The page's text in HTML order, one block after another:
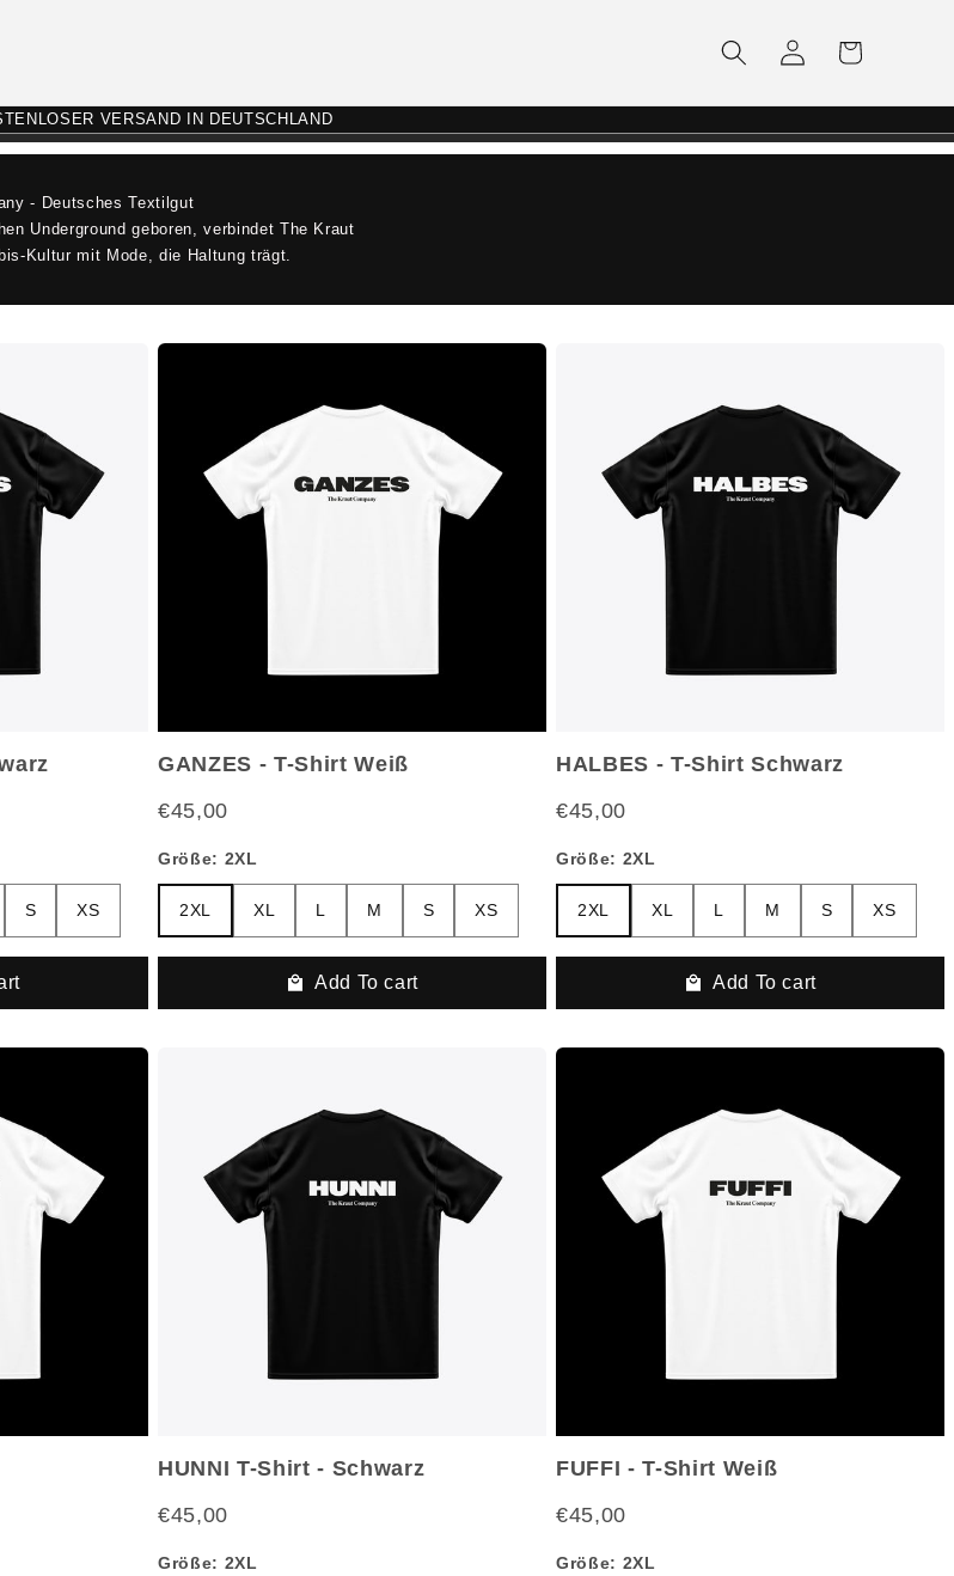
EinloggenWarenkorb
VERSAND IN DEUTSCHLAND
- Deutsches Textilgut
Underground geboren, verbindet The Kraut
Kultur mit Mode, die Haltung trägt.
S XSXS
GANZES - T-Shirt Weiß
€45,00
Größe: 2XL
2XL
2XL XLXL L M S XSXS
Add To cart
HALBES - T-Shirt Schwarz
€45,00
Größe: 2XL
2XL
2XL XLXL L M S XSXS
Add To cart
HUNNI T-Shirt - Schwarz
€45,00
Größe: 2XL
FUFFI - T-Shirt Weiß
€45,00
Größe: 2XL